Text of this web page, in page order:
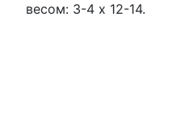
весом: 3-4 х 12-14.